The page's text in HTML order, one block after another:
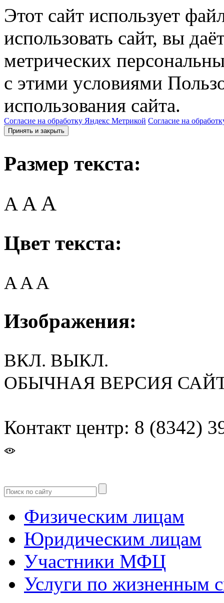
Этот сайт использует
использовать сайт, вы
метрических
с этими условиями
использования сайта.
Согласие на обработку Яндекс Метрикой Согласие на
Принять и закрыть
Размер текста:
A AA
Цвет текста:
AAA
Изображения:
ВКЛ. ВЫКЛ.
ОБЫЧНАЯ ВЕРСИЯ
Контакт центр: 8 (8342)
Физическим лицам
Юридическим лицам
Участники МФЦ
Услуги по жизненным